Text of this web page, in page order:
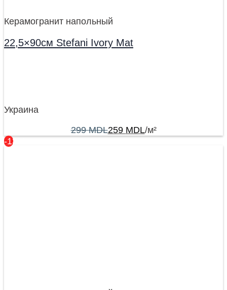
Керамогранит напольный
22,5×90см Stefani Ivory Mat
Украина
299MDL259 MDL/м²
-13%